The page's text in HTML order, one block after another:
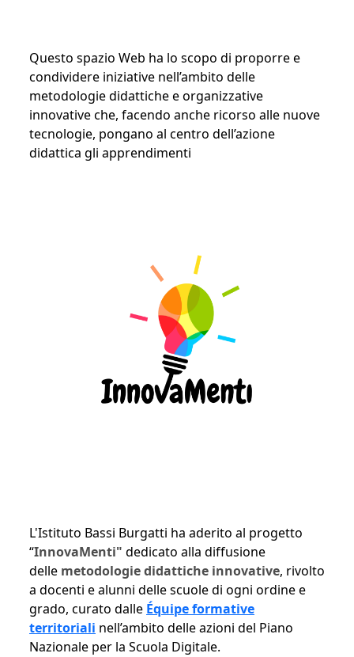
Questo spazio Web ha lo scopo di proporre e
condividere iniziative nell’ambito delle
metodologie didattiche e organizzative
innovative che, facendo anche ricorso alle nuove
tecnologie, pongano al centro dell’azione
didattica gli apprendimenti
L'Istituto Bassi Burgatti ha aderito al progetto
“InnovaMenti" dedicato alla diffusione
delle metodologie didattiche innovative, rivolto
a docenti e alunni delle scuole di ogni ordine e
grado, curato dalle Équipe formative
territoriali nell’ambito delle azioni del Piano
Nazionale per la Scuola Digitale.